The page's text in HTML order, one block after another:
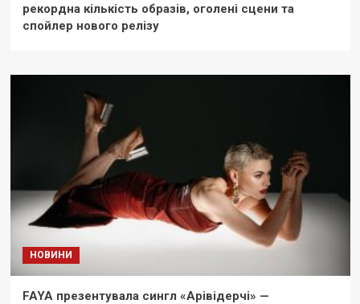
рекордна кількість образів, оголені сцени та
спойлер нового релізу
НОВИНИ
FAYA презентувала сингл «Арівідерчі» —